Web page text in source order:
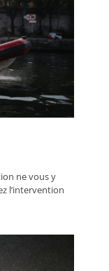
ne vous y
l’intervention